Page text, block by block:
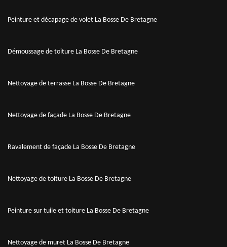
Peinture et décapage de volet La Bosse De Bretagne
Démoussage de toiture La Bosse De Bretagne
Nettoyage de terrasse La Bosse De Bretagne
Nettoyage de façade La Bosse De Bretagne
Ravalement de façade La Bosse De Bretagne
Nettoyage de toiture La Bosse De Bretagne
Peinture sur tuile et toiture La Bosse De Bretagne
Nettoyage de muret La Bosse De Bretagne